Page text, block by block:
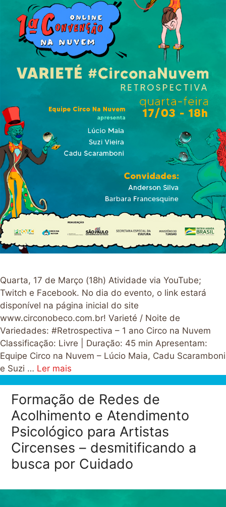
Quarta, 17 de Março (18h) Atividade via YouTube;
Twitch e Facebook. No dia do evento, o link estará
disponível na página inicial do site
www.circonobeco.com.br! Varieté / Noite de
Variedades: #Retrospectiva – 1 ano Circo na Nuvem
Classificação: Livre | Duração: 45 min Apresentam:
Equipe Circo na Nuvem – Lúcio Maia, Cadu Scaramboni
e Suzi … Ler mais
Formação de Redes de
Acolhimento e Atendimento
Psicológico para Artistas
Circenses – desmitificando a
busca por Cuidado